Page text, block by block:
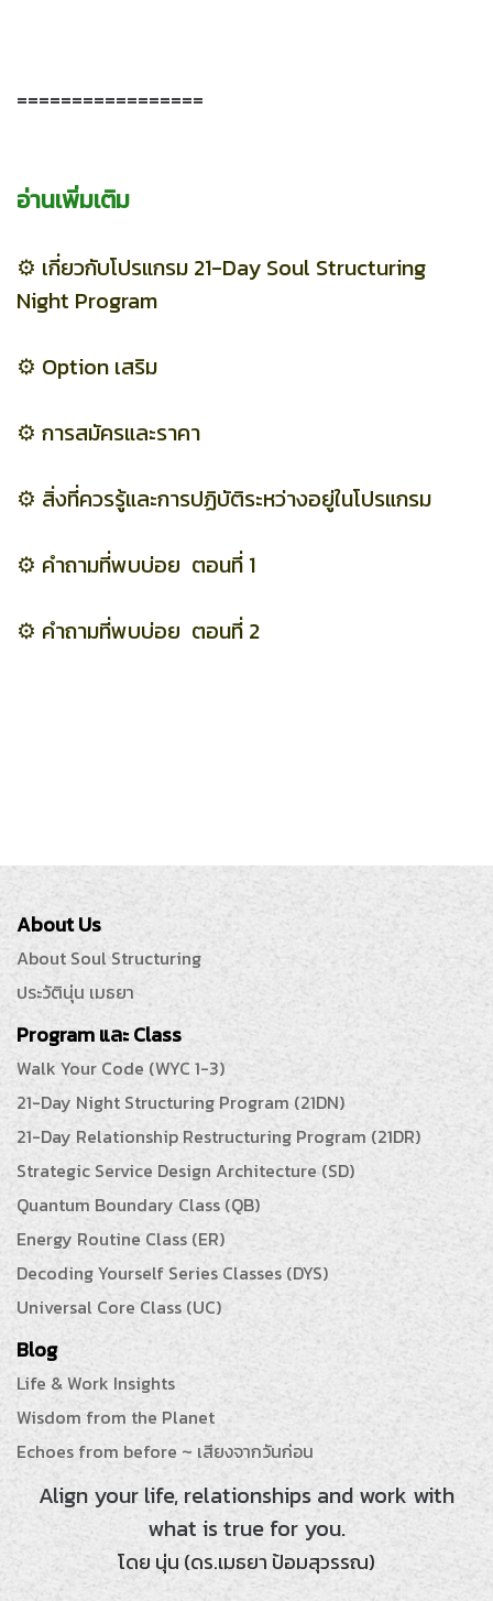
=================
อ่านเพิ่มเติม
⚙️ เกี่ยวกับโปรแกรม 21-Day Soul Structuring
Night Program
⚙️ Option เสริม
⚙️ การสมัครและราคา
⚙️ สิ่งที่ควรรู้และการปฏิบัติระหว่างอยู่ในโปรแกรม
⚙️ คำถามที่พบบ่อย ตอนที่ 1
⚙️ คำถามที่พบบ่อย ตอนที่ 2
About Us
About Soul Structuring
ประวัตินุ่น เมธยา
Program และ Class
Walk Your Code (WYC 1-3)
21-Day Night Structuring Program (21DN)
21-Day Relationship Restructuring Program (21DR)
Strategic Service Design Architecture (SD)
Quantum Boundary Class (QB)
Energy Routine Class (ER)
Decoding Yourself Series Classes (DYS)
Universal Core Class (UC)
Blog
Life & Work Insights
Wisdom from the Planet
Echoes from before ~ เสียงจากวันก่อน
Align your life, relationships and work with
what is true for you.
โดย นุ่น (ดร.เมธยา ป้อมสุวรรณ)